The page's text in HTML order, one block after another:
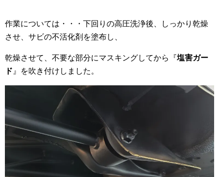
作業については・・・下回りの高圧洗浄後、しっかり乾燥
させ、サビの不活化剤を塗布し、
乾燥させて、不要な部分にマスキングしてから『塩害ガー
ド』を吹き付けしました。